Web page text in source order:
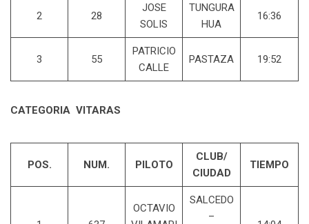
2 28
JOSE
SOLIS
TUNGURA
HUA
16:36
3 55
PATRICIO
CALLE
PASTAZA 19:52
CATEGORIA VITARAS
POS. NUM. PILOTO
CLUB/
CIUDAD
TIEMPO
OCTAVIO
SALCEDO
–